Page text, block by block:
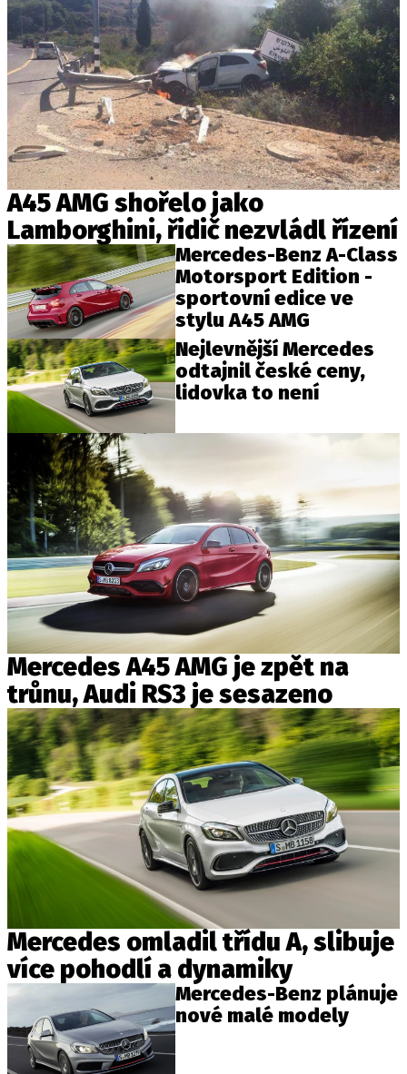
A45 AMG shořelo jako
Lamborghini, řidič nezvládl řízení
Mercedes-Benz A-Class
Motorsport Edition -
sportovní edice ve
stylu A45 AMG
Nejlevnější Mercedes
odtajnil české ceny,
lidovka to není
Mercedes A45 AMG je zpět na
trůnu, Audi RS3 je sesazeno
Mercedes omladil třídu A, slibuje
více pohodlí a dynamiky
Mercedes-Benz plánuje
nové malé modely